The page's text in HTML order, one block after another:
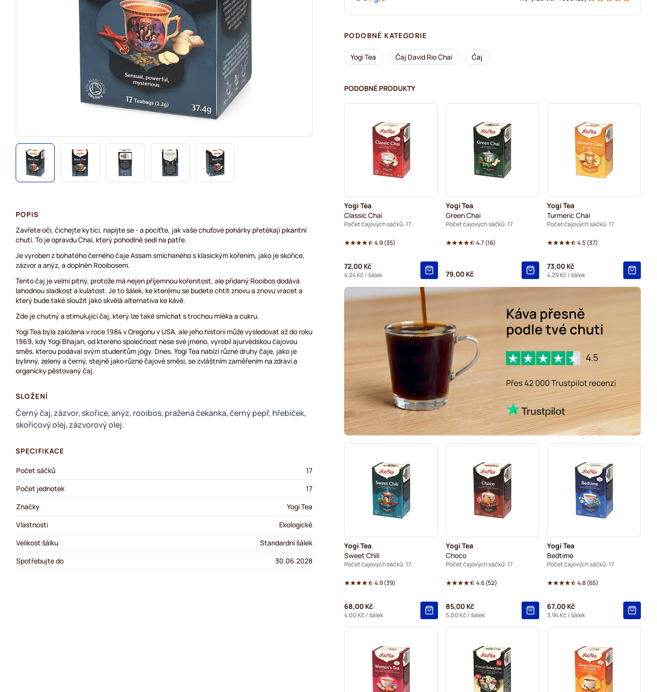
PODOBNÉ KATEGORIE
Yogi Tea Čaj David Rio Chai Čaj
PODOBNÉ PRODUKTY
Yogi Tea
Classic Chai
Počet čajových sáčků: 17
4.9(35)
72,00 Kč
4,24 Kč / šálek
Yogi Tea
Green Chai
Počet čajových sáčků: 17
4.7(16)
79,00 Kč
Yogi Tea
Turmeric Chai
Počet čajových sáčků: 17
4.5(37)
73,00 Kč
4,29 Kč / šálek
Yogi Tea
Sweet Chili
Počet čajových sáčků: 17
4.9(39)
68,00 Kč
4,00 Kč / šálek
Yogi Tea
Choco
Počet čajových sáčků: 17
4.6(52)
85,00 Kč
5,00 Kč / šálek
Yogi Tea
Bedtime
Počet čajových sáčků: 17
4.8(65)
67,00 Kč
3,94 Kč / šálek
POPIS
Zavřete oči, čichejte kytici, napijte se - a pociťte, jak vaše chuťové pohárky přetékají pikantní
chutí. To je opravdu Chai, který pohodlně sedí na patře.
Je vyroben z bohatého černého čaje Assam smíchaného s klasickým kořením, jako je skořice,
zázvor a anýz, a doplněn Rooibosem.
Tento čaj je velmi pitný, protože má nejen příjemnou kořenitost, ale přidaný Rooibos dodává
lahodnou sladkost a kulatost. Je to šálek, ke kterému se budete chtít znovu a znovu vracet a
který bude také sloužit jako skvělá alternativa ke kávě.
Zde je chutný a stimulující čaj, který lze také smíchat s trochou mléka a cukru.
Yogi Tea byla založena v roce 1984 v Oregonu v USA, ale jeho historii může vysledovat až do roku
1969, kdy Yogi Bhajan, od kterého společnost nese své jméno, vyrobil ajurvédskou čajovou
směs, kterou podával svým studentům jógy. Dnes, Yogi Tea nabízí různé druhy čaje, jako je
bylinný, zelený a černý, stejně jako různé čajové směsi, se zvláštním zaměřením na zdraví a
organicky pěstovaný čaj.
SLOŽENÍ
Černý čaj, zázvor, skořice, anýz, rooibos, pražená čekanka, černý pepř, hřebíček,
skořicový olej, zázvorový olej.
SPECIFIKACE
Počet sáčků
17
Počet jednotek
17
Značky
Yogi Tea
Vlastnosti
Ekologické
Velikost šálku
Standardní šálek
Spotřebujte do
30.06.2028